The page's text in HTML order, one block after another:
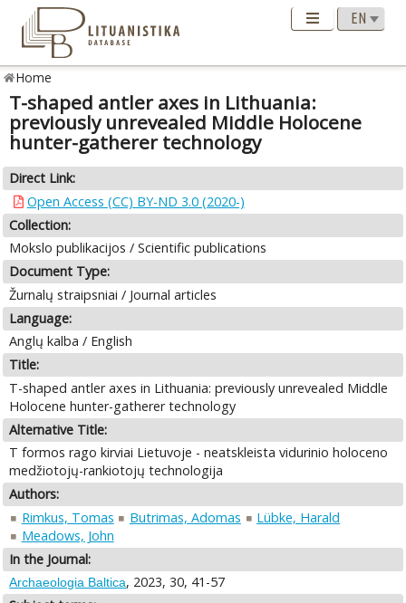
Home
T-shaped antler axes in Lithuania:
previously unrevealed Middle Holocene
hunter-gatherer technology
Direct Link:
Open Access (CC) BY-ND 3.0 (2020-)
Collection:
Mokslo publikacijos / Scientific publications
Document Type:
Žurnalų straipsniai / Journal articles
Language:
Anglų kalba / English
Title:
T-shaped antler axes in Lithuania: previously unrevealed Middle
Holocene hunter-gatherer technology
Alternative Title:
T formos rago kirviai Lietuvoje - neatskleista vidurinio holoceno
medžiotojų-rankiotojų technologija
Authors:
Rimkus, Tomas
Butrimas, Adomas
Lübke, Harald
Meadows, John
In the Journal:
Archaeologia Baltica, 2023, 30, 41-57